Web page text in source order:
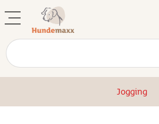
Jogging